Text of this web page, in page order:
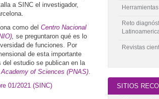
a SINC el investigador,
como del Centro Nacional
, se preguntaron qué es lo
de funciones. Por
de esta importante
estudio se publican en la
of Sciences (PNAS).
01/2021 (SINC)
Reto
Revistas
SITIOS